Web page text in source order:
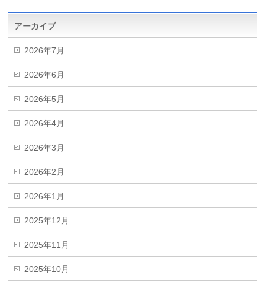
アーカイブ
2026年7月
2026年6月
2026年5月
2026年4月
2026年3月
2026年2月
2026年1月
2025年12月
2025年11月
2025年10月